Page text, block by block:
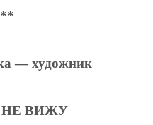
— художник
ВИЖУ